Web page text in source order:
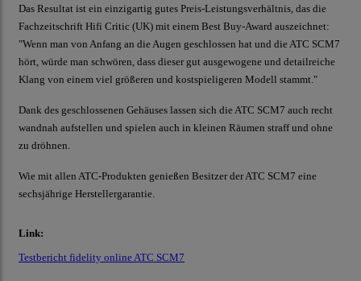
Das Resultat ist ein einzigartig gutes Preis-Leistungsverhältnis, das die
Fachzeitschrift Hifi Critic (UK) mit einem Best Buy-Award auszeichnet:
"Wenn man von Anfang an die Augen geschlossen hat und die ATC SCM7
hört, würde man schwören, dass dieser gut ausgewogene und detailreiche
Klang von einem viel größeren und kostspieligeren Modell stammt."
Dank des geschlossenen Gehäuses lassen sich die ATC SCM7 auch recht
wandnah aufstellen und spielen auch in kleinen Räumen straff und ohne
zu dröhnen.
Wie mit allen ATC-Produkten genießen Besitzer der ATC SCM7 eine
sechsjährige Herstellergarantie.
Link:
Testbericht fidelity online ATC SCM7